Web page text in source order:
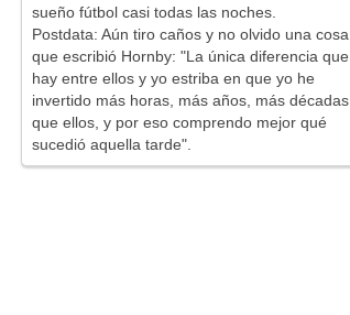
sueño fútbol casi todas las noches.
Postdata: Aún tiro caños y no olvido una cosa
que escribió Hornby: "La única diferencia que
hay entre ellos y yo estriba en que yo he
invertido más horas, más años, más décadas
que ellos, y por eso comprendo mejor qué
sucedió aquella tarde".